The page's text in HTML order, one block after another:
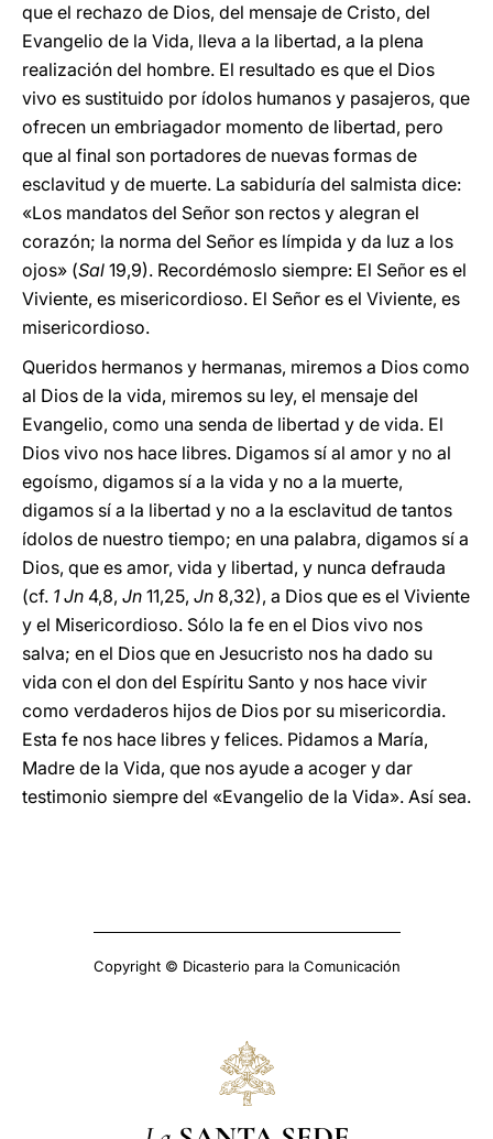
que el rechazo de Dios, del mensaje de Cristo, del
Evangelio de la Vida, lleva a la libertad, a la plena
realización del hombre. El resultado es que el Dios
vivo es sustituido por ídolos humanos y pasajeros, que
ofrecen un embriagador momento de libertad, pero
que al final son portadores de nuevas formas de
esclavitud y de muerte. La sabiduría del salmista dice:
«Los mandatos del Señor son rectos y alegran el
corazón; la norma del Señor es límpida y da luz a los
ojos» (Sal 19,9). Recordémoslo siempre: El Señor es el
Viviente, es misericordioso. El Señor es el Viviente, es
misericordioso.
Queridos hermanos y hermanas, miremos a Dios como
al Dios de la vida, miremos su ley, el mensaje del
Evangelio, como una senda de libertad y de vida. El
Dios vivo nos hace libres. Digamos sí al amor y no al
egoísmo, digamos sí a la vida y no a la muerte,
digamos sí a la libertad y no a la esclavitud de tantos
ídolos de nuestro tiempo; en una palabra, digamos sí a
Dios, que es amor, vida y libertad, y nunca defrauda
(cf. 1 Jn 4,8, Jn 11,25, Jn 8,32), a Dios que es el Viviente
y el Misericordioso. Sólo la fe en el Dios vivo nos
salva; en el Dios que en Jesucristo nos ha dado su
vida con el don del Espíritu Santo y nos hace vivir
como verdaderos hijos de Dios por su misericordia.
Esta fe nos hace libres y felices. Pidamos a María,
Madre de la Vida, que nos ayude a acoger y dar
testimonio siempre del «Evangelio de la Vida». Así sea.
Copyright © Dicasterio para la Comunicación